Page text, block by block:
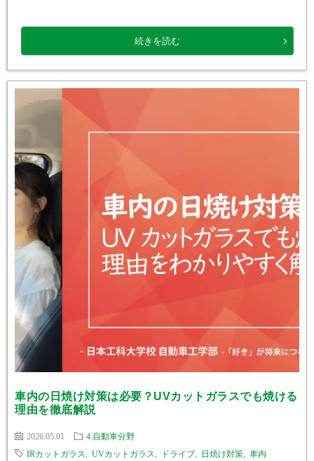
続きを読む
車内の日焼け対策は必要？UVカットガラスでも焼ける
理由を徹底解説
2026.05.01 4.自動車分野
IRカットガラス UVカットガラス ドライブ 日焼け対策 車内